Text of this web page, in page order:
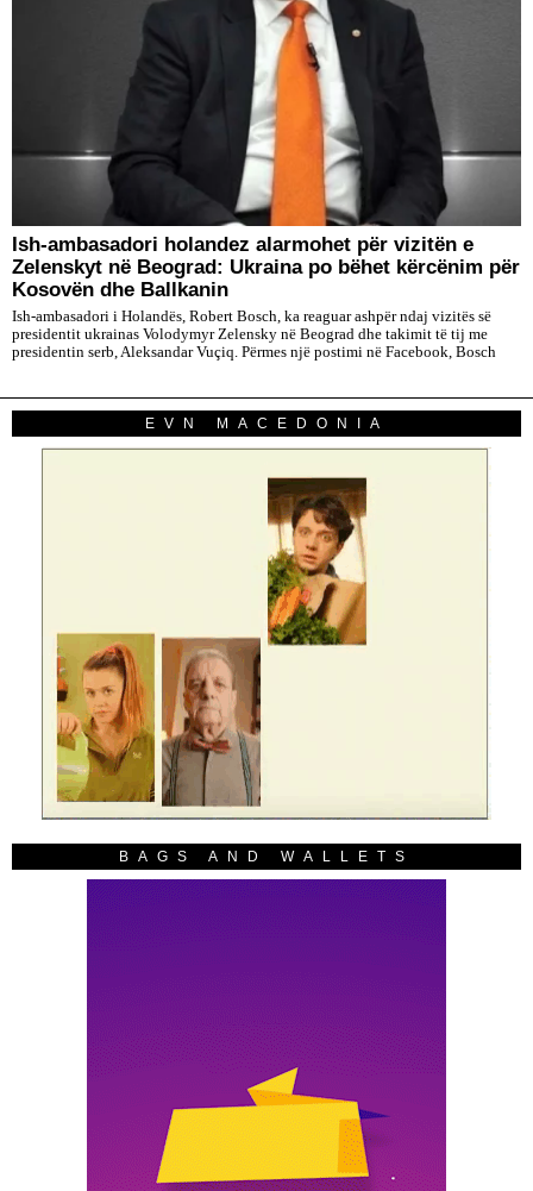
Ish-ambasadori holandez alarmohet për vizitën e
Zelenskyt në Beograd: Ukraina po bëhet kërcënim për
Kosovën dhe Ballkanin
Ish-ambasadori i Holandës, Robert Bosch, ka reaguar ashpër ndaj vizitës së
presidentit ukrainas Volodymyr Zelensky në Beograd dhe takimit të tij me
presidentin serb, Aleksandar Vuçiq. Përmes një postimi në Facebook, Bosch
EVN MACEDONIA
BAGS AND WALLETS